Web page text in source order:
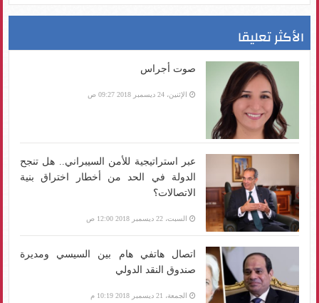
الأكثر تعليقا
صوت أجراس
الإثنين، 24 ديسمبر 2018 09:27 ص
عبر استراتيجية للأمن السيبراني.. هل تنجح
الدولة في الحد من أخطار اختراق بنية
الاتصالات؟
السبت، 22 ديسمبر 2018 12:00 ص
اتصال هاتفي هام بين السيسي ومديرة
صندوق النقد الدولي
الجمعة، 21 ديسمبر 2018 10:19 م